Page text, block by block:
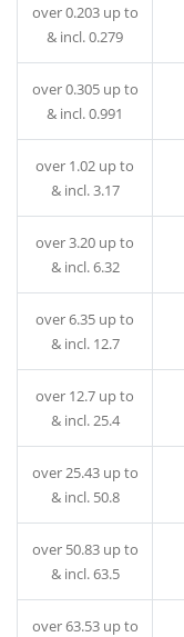
over 0.203 up to
& incl. 0.279
over 0.305 up to
& incl. 0.991
over 1.02 up to
& incl. 3.17
over 3.20 up to
& incl. 6.32
over 6.35 up to
& incl. 12.7
over 12.7 up to
& incl. 25.4
over 25.43 up to
& incl. 50.8
over 50.83 up to
& incl. 63.5
over 63.53 up to